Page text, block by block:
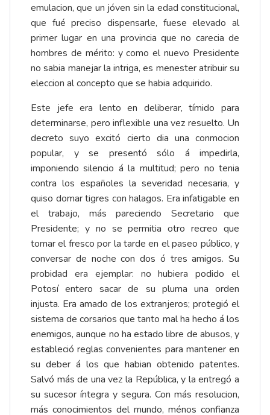
emulacion, que un jóven sin la edad constitucional,
que fué preciso dispensarle, fuese elevado al
primer lugar en una provincia que no carecia de
hombres de mérito: y como el nuevo Presidente
no sabia manejar la intriga, es menester atribuir su
eleccion al concepto que se habia adquirido.
Este jefe era lento en deliberar, tímido para
determinarse, pero inflexible una vez resuelto. Un
decreto suyo excitó cierto dia una conmocion
popular, y se presentó sólo á impedirla,
imponiendo silencio á la multitud; pero no tenia
contra los españoles la severidad necesaria, y
quiso domar tigres con halagos. Era infatigable en
el trabajo, más pareciendo Secretario que
Presidente; y no se permitia otro recreo que
tomar el fresco por la tarde en el paseo público, y
conversar de noche con dos ó tres amigos. Su
probidad era ejemplar: no hubiera podido el
Potosí entero sacar de su pluma una orden
injusta. Era amado de los extranjeros; protegió el
sistema de corsarios que tanto mal ha hecho á los
enemigos, aunque no ha estado libre de abusos, y
estableció reglas convenientes para mantener en
su deber á los que habian obtenido patentes.
Salvó más de una vez la República, y la entregó a
su sucesor íntegra y segura. Con más resolucion,
más conocimientos del mundo, ménos confianza